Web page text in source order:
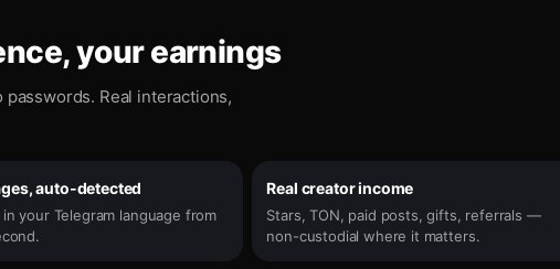
your earnings
Real interactions,
auto-detected
your Telegram language from
Real creator income
Stars, TON, paid posts, gifts, referrals —
non-custodial where it matters.